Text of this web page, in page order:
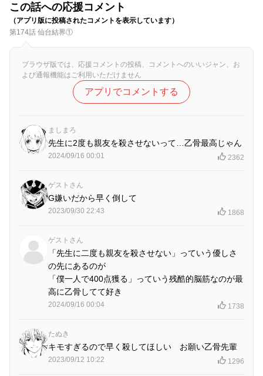
この話への応援コメント
（アプリ版に投稿されたコメントを表示しています）
第174話 仙台結界①
ブラウザ版では、応援コメントの投稿、コメントへのいいジャン、お
よび通報機能はご利用いただけません
アプリでコメントする
ましまろ
先生に2度も親友を殺させないって…乙骨最高じゃん
2024/09/16 00:01 2362
ゲストさん
G嫌いだから早く倒して
2023/09/30 22:43 1868
ゲストさん
「先生に二度も親友を殺させない」っていう優しさ
の先にあるのが
「僕一人で400点獲る」っていう残酷的脳筋なのが最
高に乙骨してて好き
2024/09/16 00:04 1738
たぬき
キモすぎるので早く殺してほしい お願い乙骨先輩
2023/09/12 10:22 1296